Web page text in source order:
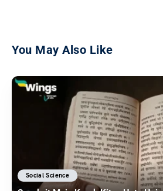
You May Also Like
Social Science